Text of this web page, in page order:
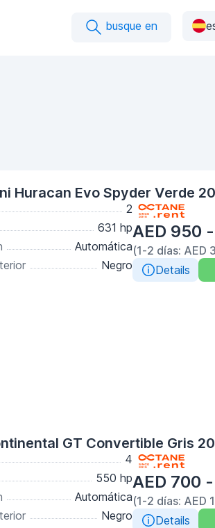
busque en
Huracan Evo Spyder Verde
2
631 hp
Automática
Negro
AED 950
(1-2 días: AED
Details
GT Convertible Gris
4
550 hp
Automática
Negro
AED 700
(1-2 días: AED
Details